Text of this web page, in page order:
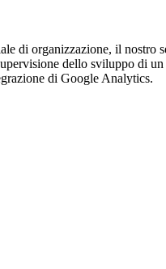
di organizzazione, il nostro
dello sviluppo di
di Google Analytics.